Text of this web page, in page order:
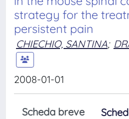
strategy for the
persistent pain
CHIECHIO, SANTINA;
2008-01-01
Scheda breve